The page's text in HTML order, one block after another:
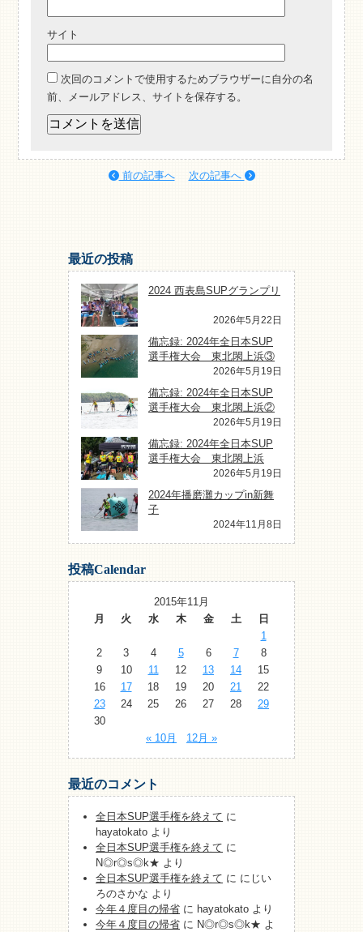
サイト
次回のコメントで使用するためブラウザーに自分の名
前、メールアドレス、サイトを保存する。
前の記事へ 次の記事へ
最近の投稿
2024 西表島SUPグランプリ
2026年5月22日
備忘録: 2024年全日本SUP
選手権大会 東北閖上浜③
2026年5月19日
備忘録: 2024年全日本SUP
選手権大会 東北閖上浜②
2026年5月19日
備忘録: 2024年全日本SUP
選手権大会 東北閖上浜
2026年5月19日
2024年播磨灘カップin新舞
子
2024年11月8日
投稿Calendar
2015年11月
月
火 水 木 金 土
日
1
2
3 4 5 6 7
8
9
10 11 12 13 14
15
16
17 18 19 20 21
22
23
24 25 26 27 28
29
30
« 10月
12月 »
最近のコメント
全日本SUP選手権を終えて に
hayatokato より
全日本SUP選手権を終えて に
N◎r◎s◎k★ より
全日本SUP選手権を終えて に にじい
ろのさかな より
今年４度目の帰省 に hayatokato より
今年４度目の帰省 に N◎r◎s◎k★ よ